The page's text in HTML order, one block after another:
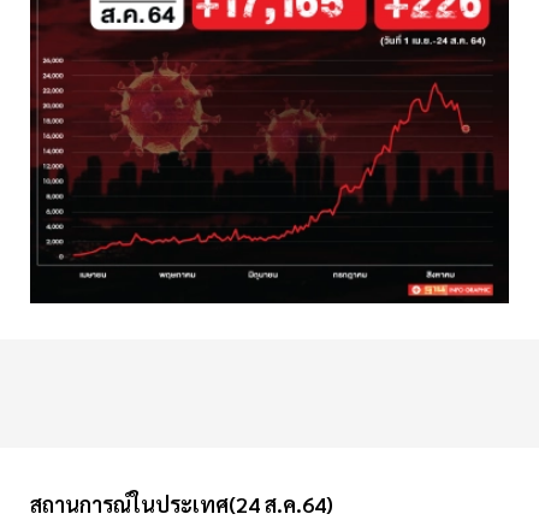
สถานการณ์ในประเทศ(24 ส.ค.64)